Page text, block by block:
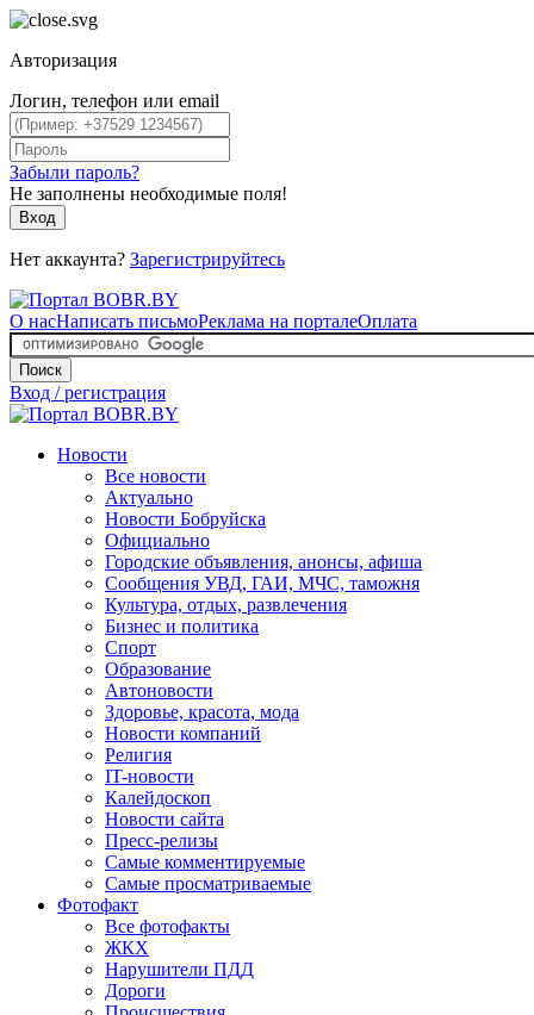
Авторизация
Логин, телефон или email
Забыли пароль?
Не заполнены необходимые поля!
Вход
Нет аккаунта? Зарегистрируйтесь
О насНаписать письмоРеклама на порталеОплата
Поиск
Вход / регистрация
Новости
Все новости
Актуально
Новости Бобруйска
Официально
Городские объявления, анонсы, афиша
Сообщения УВД, ГАИ, МЧС, таможня
Культура, отдых, развлечения
Бизнес и политика
Спорт
Образование
Автоновости
Здоровье, красота, мода
Новости компаний
Религия
IT-новости
Калейдоскоп
Новости сайта
Пресс-релизы
Самые комментируемые
Самые просматриваемые
Фотофакт
Все фотофакты
ЖКХ
Нарушители ПДД
Дороги